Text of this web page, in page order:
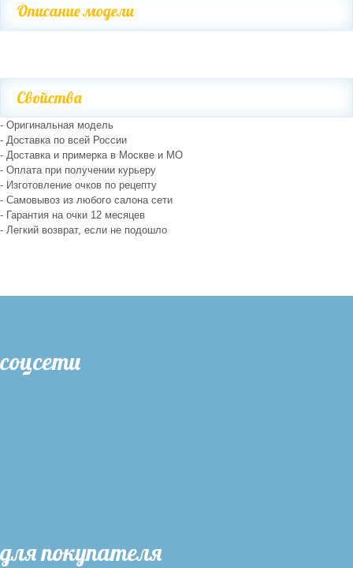
Описание модели
Свойства
- Оригинальная модель
- Доставка по всей России
- Доставка и примерка в Москве и МО
- Оплата при получении курьеру
- Изготовление очков по рецепту
- Самовывоз из любого салона сети
- Гарантия на очки 12 месяцев
- Легкий возврат, если не подошло
соцсети
для покупателя